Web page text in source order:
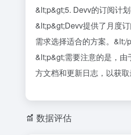
&lt;p&gt;5. Devv的订阅计
&lt;p&gt;Devv提供了月度
需求选择适合的方案。&lt;/
&lt;p&gt;需要注意的是，
方文档和更新日志，以获
数据评估